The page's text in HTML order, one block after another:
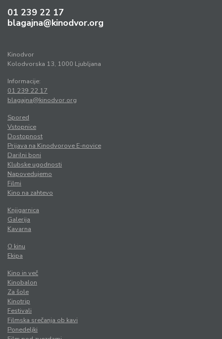
01 239 22 17
blagajna@kinodvor.org
Kinodvor
Kolodvorska 13, 1000 Ljubljana
Informacije:
01 239 22 17
blagajna@kinodvor.org
Spored
Vstopnice
Dostopnost
Prijava na Kinodvorove E-novice
Darilni boni
Klubske ugodnosti
Napovedujemo
Filmi
Kino na zahtevo
Knjigarnica
Galerija
Kavarna
O kinu
Ekipa
Kino in več
Kinobalon
Za šole
Kinotrip
Festivali
Filmska srečanja ob kavi
Ponedeljki